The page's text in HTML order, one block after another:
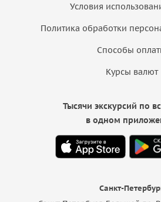
Условия
Политика обработки
Способы
Курсы валют
Санкт-
Тысячи экскурсий по
в одном